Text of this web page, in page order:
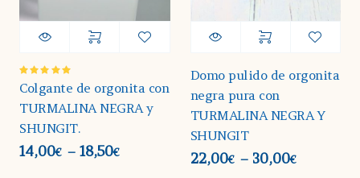
Valorado
en5.00
Colgante de orgonita con
TURMALINA NEGRA y
SHUNGIT.
14,00€ – 18,50€
Domo pulido de orgonita
negra pura con
TURMALINA NEGRA Y
SHUNGIT
22,00€ – 30,00€